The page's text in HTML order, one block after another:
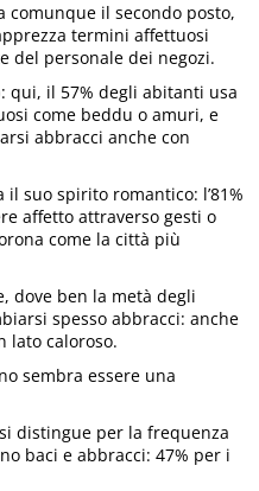
comunque il secondo posto,
termini affettuosi
del personale dei negozi.
: qui, il 57% degli abitanti usa
come beddu o amuri, e
abbracci anche con
suo spirito romantico: l’81%
affetto attraverso gesti o
come la città più
dove ben la metà degli
spesso abbracci: anche
lato caloroso.
sembra essere una
distingue per la frequenza
baci e abbracci: 47% per i